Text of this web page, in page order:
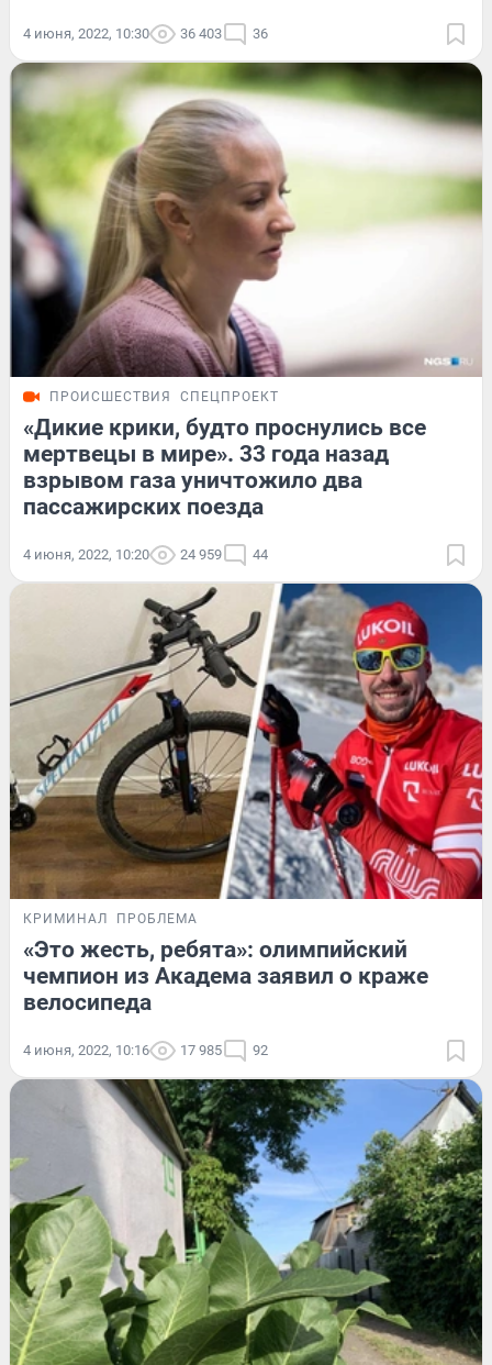
4 июня, 2022, 10:30 36 403 36
ПРОИСШЕСТВИЯ СПЕЦПРОЕКТ
«Дикие крики, будто проснулись все
мертвецы в мире». 33 года назад
взрывом газа уничтожило два
пассажирских поезда
4 июня, 2022, 10:20 24 959 44
КРИМИНАЛ ПРОБЛЕМА
«Это жесть, ребята»: олимпийский
чемпион из Академа заявил о краже
велосипеда
4 июня, 2022, 10:16 17 985 92